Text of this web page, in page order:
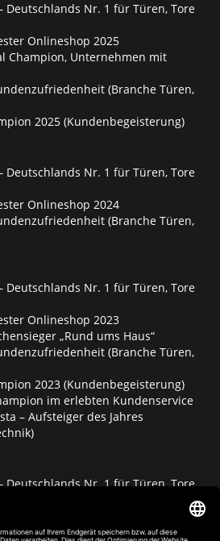
Deutschlands Nr. 1 für Türen, Tore
Onlineshop 2025
Champion, Unternehmen mit
(Branche Türen,
2025 (Kundenbegeisterung)
Deutschlands Nr. 1 für Türen, Tore
Onlineshop 2024
(Branche Türen,
Deutschlands Nr. 1 für Türen, Tore
Onlineshop 2023
„Rund ums Haus“
(Branche Türen,
2023 (Kundenbegeisterung)
im erlebten Kundenservice
– Aufsteiger des Jahres
Deutschlands Nr. 1 für Türen, Tore
Onlineshop 2022
„Rund ums Haus“